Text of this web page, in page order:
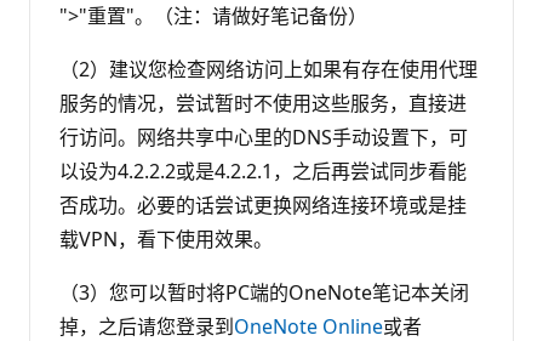
">"重置"。（注：请做好笔记备份）
（2）建议您检查网络访问上如果有存在使用代理
服务的情况，尝试暂时不使用这些服务，直接进
行访问。网络共享中心里的DNS手动设置下，可
以设为4.2.2.2或是4.2.2.1，之后再尝试同步看能
否成功。必要的话尝试更换网络连接环境或是挂
载VPN，看下使用效果。
（3）您可以暂时将PC端的OneNote笔记本关闭
掉，之后请您登录到OneNote Online或者